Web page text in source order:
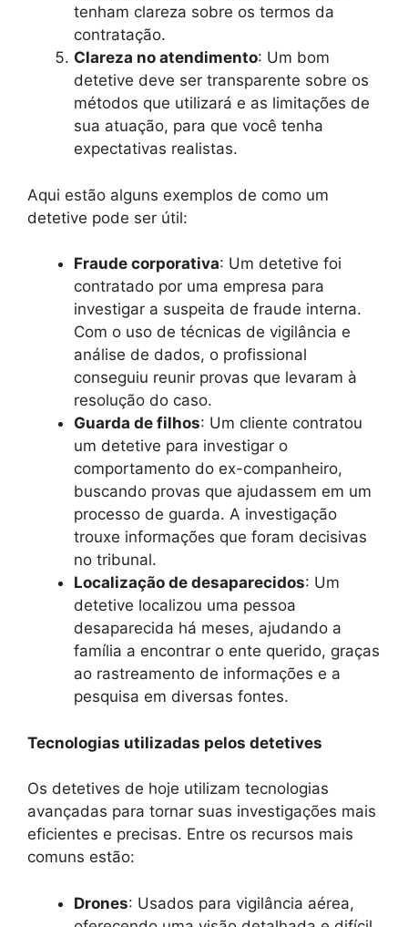
tenham clareza sobre os termos da
contratação.
Clareza no atendimento: Um bom
detetive deve ser transparente sobre os
métodos que utilizará e as limitações de
sua atuação, para que você tenha
expectativas realistas.
Aqui estão alguns exemplos de como um
detetive pode ser útil:
Fraude corporativa: Um detetive foi
contratado por uma empresa para
investigar a suspeita de fraude interna.
Com o uso de técnicas de vigilância e
análise de dados, o profissional
conseguiu reunir provas que levaram à
resolução do caso.
Guarda de filhos: Um cliente contratou
um detetive para investigar o
comportamento do ex-companheiro,
buscando provas que ajudassem em um
processo de guarda. A investigação
trouxe informações que foram decisivas
no tribunal.
Localização de desaparecidos: Um
detetive localizou uma pessoa
desaparecida há meses, ajudando a
família a encontrar o ente querido, graças
ao rastreamento de informações e a
pesquisa em diversas fontes.
Tecnologias utilizadas pelos detetives
Os detetives de hoje utilizam tecnologias
avançadas para tornar suas investigações mais
eficientes e precisas. Entre os recursos mais
comuns estão:
Drones: Usados para vigilância aérea,